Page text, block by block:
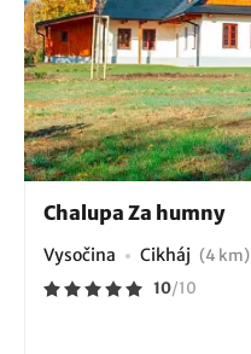
Chalupa Za humny
Vysočina Cikháj (4 km)
10/10